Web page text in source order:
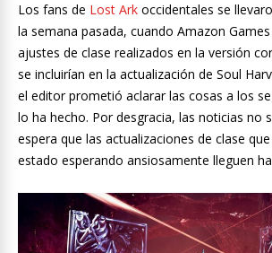
Los fans de Lost Ark occidentales se
la semana pasada, cuando Amazon
ajustes de clase realizados en la versión
se incluirían en la actualización de Soul
el editor prometió aclarar las cosas a los
lo ha hecho. Por desgracia, las noticias no
espera que las actualizaciones de clase
estado esperando ansiosamente lleguen